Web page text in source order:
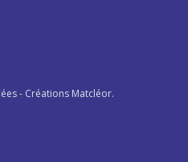
- Créations Matcléor.